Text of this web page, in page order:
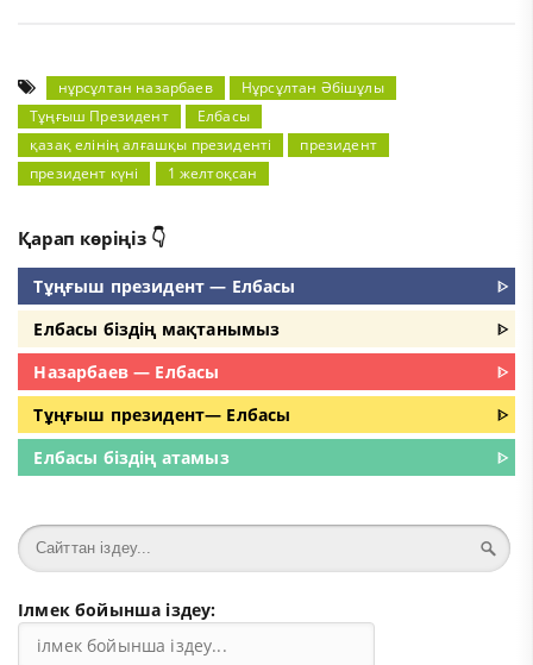
нұрсұлтан назарбаев
Нұрсұлтан Әбішұлы
Тұңғыш Президент
Елбасы
қазақ елінің алғашқы президенті
президент
президент күні
1 желтоқсан
Қарап көріңіз 👇
Тұңғыш президент — Елбасы
ᐈ
Елбасы біздің мақтанымыз
ᐈ
Назарбаев — Елбасы
ᐈ
Тұңғыш президент— Елбасы
ᐈ
Елбасы біздің атамыз
ᐈ
Ілмек бойынша іздеу: